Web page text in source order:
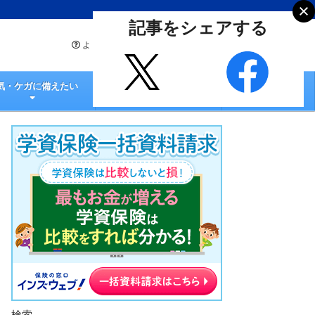
よくあるご質問
・ケガに備えたい 生命保険のコラム
記事をシェアする